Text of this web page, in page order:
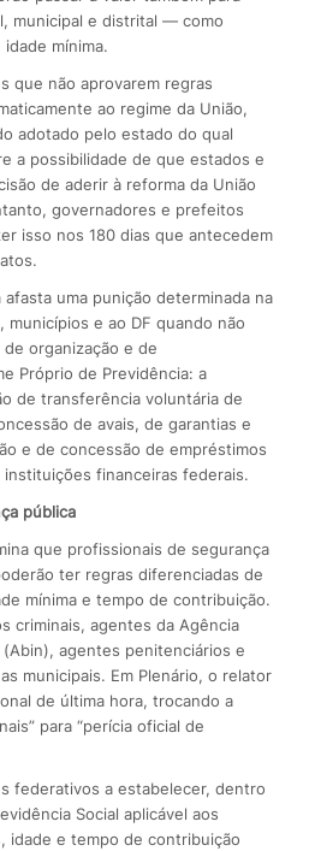
municipal e distrital — como
mínima.
que não aprovarem regras
ao regime da União,
adotado pelo estado do qual
a possibilidade de que estados e
de aderir à reforma da União
governadores e prefeitos
isso nos 180 dias que antecedem
afasta uma punição determinada na
municípios e ao DF quando não
organização e de
Próprio de Previdência: a
de transferência voluntária de
de avais, de garantias e
e de concessão de empréstimos
financeiras federais.
pública
que profissionais de segurança
ter regras diferenciadas de
mínima e tempo de contribuição.
criminais, agentes da Agência
agentes penitenciários e
municipais. Em Plenário, o relator
de última hora, trocando a
para “perícia oficial de
federativos a estabelecer, dentro
Social aplicável aos
idade e tempo de contribuição